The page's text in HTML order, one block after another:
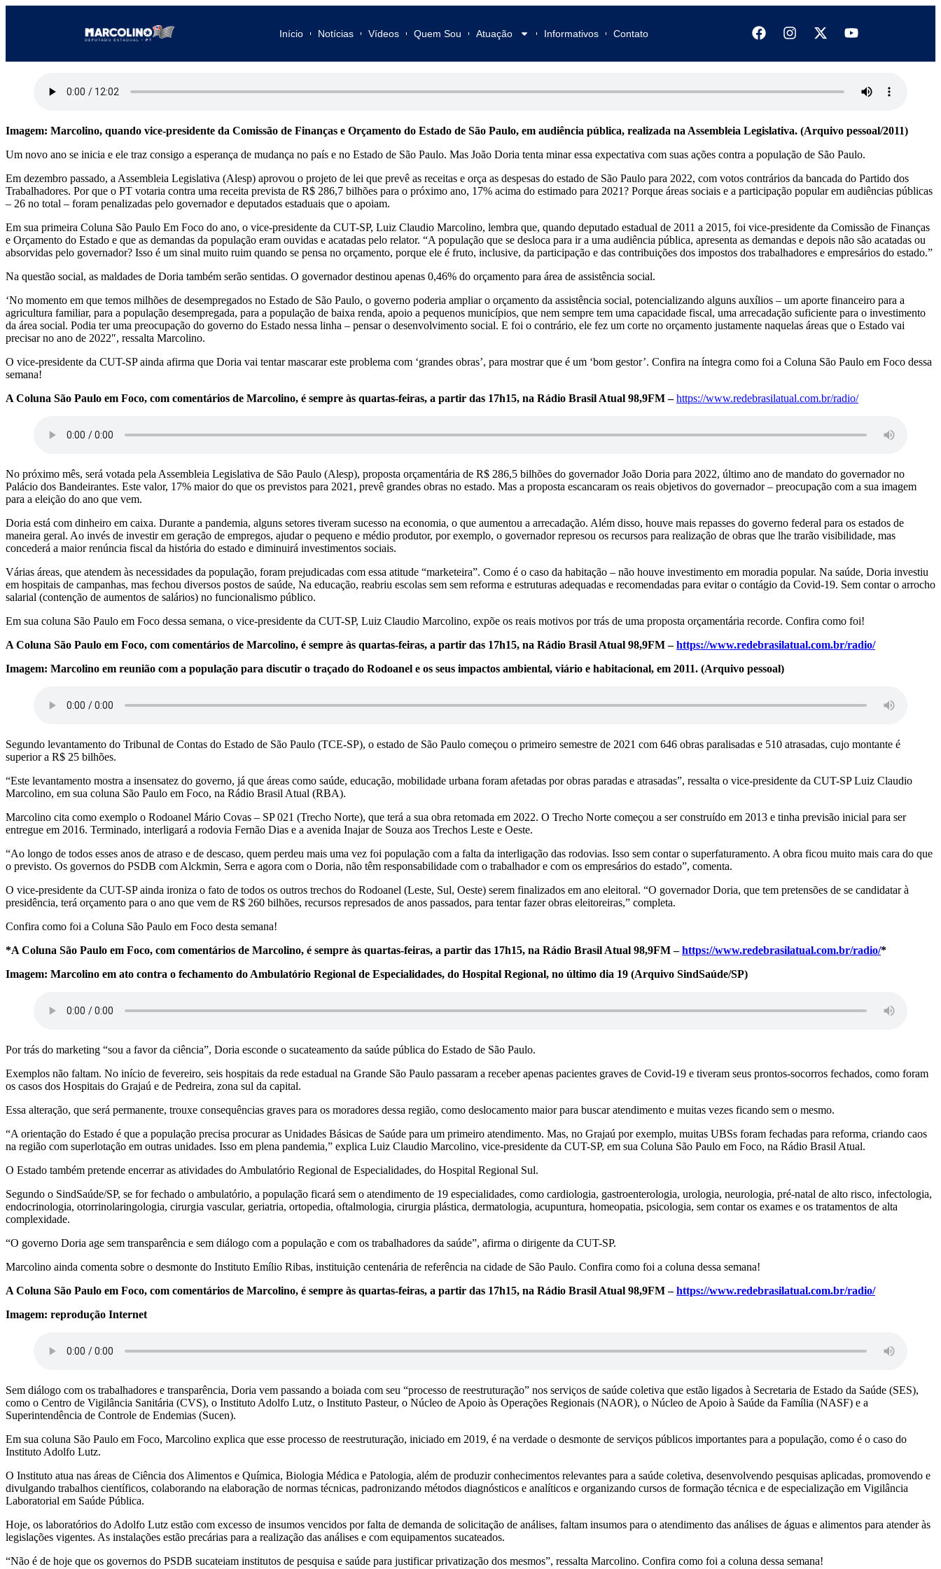
Início Notícias Vídeos Quem Sou Atuação Informativos Contato
Imagem: Marcolino, quando vice-presidente da Comissão de Finanças e Orçamento do Estado de São Paulo, em audiência pública, realizada na Assembleia Legislativa. (Arquivo pessoal/2011)
Um novo ano se inicia e ele traz consigo a esperança de mudança no país e no Estado de São Paulo. Mas João Doria tenta minar essa expectativa com suas ações contra a população de São Paulo.
Em dezembro passado, a Assembleia Legislativa (Alesp) aprovou o projeto de lei que prevê as receitas e orça as despesas do estado de São Paulo para 2022, com votos contrários da bancada do Partido dos
Trabalhadores. Por que o PT votaria contra uma receita prevista de R$ 286,7 bilhões para o próximo ano, 17% acima do estimado para 2021? Porque áreas sociais e a participação popular em audiências públicas
– 26 no total – foram penalizadas pelo governador e deputados estaduais que o apoiam.
Em sua primeira Coluna São Paulo Em Foco do ano, o vice-presidente da CUT-SP, Luiz Claudio Marcolino, lembra que, quando deputado estadual de 2011 a 2015, foi vice-presidente da Comissão de Finanças
e Orçamento do Estado e que as demandas da população eram ouvidas e acatadas pelo relator. “A população que se desloca para ir a uma audiência pública, apresenta as demandas e depois não são acatadas ou
absorvidas pelo governador? Isso é um sinal muito ruim quando se pensa no orçamento, porque ele é fruto, inclusive, da participação e das contribuições dos impostos dos trabalhadores e empresários do estado.”
Na questão social, as maldades de Doria também serão sentidas. O governador destinou apenas 0,46% do orçamento para área de assistência social.
‘No momento em que temos milhões de desempregados no Estado de São Paulo, o governo poderia ampliar o orçamento da assistência social, potencializando alguns auxílios – um aporte financeiro para a
agricultura familiar, para a população desempregada, para a população de baixa renda, apoio a pequenos municípios, que nem sempre tem uma capacidade fiscal, uma arrecadação suficiente para o investimento
da área social. Podia ter uma preocupação do governo do Estado nessa linha – pensar o desenvolvimento social. E foi o contrário, ele fez um corte no orçamento justamente naquelas áreas que o Estado vai
precisar no ano de 2022″, ressalta Marcolino.
O vice-presidente da CUT-SP ainda afirma que Doria vai tentar mascarar este problema com ‘grandes obras’, para mostrar que é um ‘bom gestor’. Confira na íntegra como foi a Coluna São Paulo em Foco dessa
semana!
A Coluna São Paulo em Foco, com comentários de Marcolino, é sempre às quartas-feiras, a partir das 17h15, na Rádio Brasil Atual 98,9FM –https://www.redebrasilatual.com.br/radio/
No próximo mês, será votada pela Assembleia Legislativa de São Paulo (Alesp), proposta orçamentária de R$ 286,5 bilhões do governador João Doria para 2022, último ano de mandato do governador no
Palácio dos Bandeirantes. Este valor, 17% maior do que os previstos para 2021, prevê grandes obras no estado. Mas a proposta escancaram os reais objetivos do governador – preocupação com a sua imagem
para a eleição do ano que vem.
Doria está com dinheiro em caixa. Durante a pandemia, alguns setores tiveram sucesso na economia, o que aumentou a arrecadação. Além disso, houve mais repasses do governo federal para os estados de
maneira geral. Ao invés de investir em geração de empregos, ajudar o pequeno e médio produtor, por exemplo, o governador represou os recursos para realização de obras que lhe trarão visibilidade, mas
concederá a maior renúncia fiscal da história do estado e diminuirá investimentos sociais.
Várias áreas, que atendem às necessidades da população, foram prejudicadas com essa atitude “marketeira”. Como é o caso da habitação – não houve investimento em moradia popular. Na saúde, Doria investiu
em hospitais de campanhas, mas fechou diversos postos de saúde, Na educação, reabriu escolas sem sem reforma e estruturas adequadas e recomendadas para evitar o contágio da Covid-19. Sem contar o arrocho
salarial (contenção de aumentos de salários) no funcionalismo público.
Em sua coluna São Paulo em Foco dessa semana, o vice-presidente da CUT-SP, Luiz Claudio Marcolino, expõe os reais motivos por trás de uma proposta orçamentária recorde. Confira como foi!
A Coluna São Paulo em Foco, com comentários de Marcolino, é sempre às quartas-feiras, a partir das 17h15, na Rádio Brasil Atual 98,9FM –https://www.redebrasilatual.com.br/radio/
Imagem: Marcolino em reunião com a população para discutir o traçado do Rodoanel e os seus impactos ambiental, viário e habitacional, em 2011. (Arquivo pessoal)
Segundo levantamento do Tribunal de Contas do Estado de São Paulo (TCE-SP), o estado de São Paulo começou o primeiro semestre de 2021 com 646 obras paralisadas e 510 atrasadas, cujo montante é
superior a R$ 25 bilhões.
“Este levantamento mostra a insensatez do governo, já que áreas como saúde, educação, mobilidade urbana foram afetadas por obras paradas e atrasadas”, ressalta o vice-presidente da CUT-SP Luiz Claudio
Marcolino, em sua coluna São Paulo em Foco, na Rádio Brasil Atual (RBA).
Marcolino cita como exemplo o Rodoanel Mário Covas – SP 021 (Trecho Norte), que terá a sua obra retomada em 2022. O Trecho Norte começou a ser construído em 2013 e tinha previsão inicial para ser
entregue em 2016. Terminado, interligará a rodovia Fernão Dias e a avenida Inajar de Souza aos Trechos Leste e Oeste.
“Ao longo de todos esses anos de atraso e de descaso, quem perdeu mais uma vez foi população com a falta da interligação das rodovias. Isso sem contar o superfaturamento. A obra ficou muito mais cara do que
o previsto. Os governos do PSDB com Alckmin, Serra e agora com o Doria, não têm responsabilidade com o trabalhador e com os empresários do estado”, comenta.
O vice-presidente da CUT-SP ainda ironiza o fato de todos os outros trechos do Rodoanel (Leste, Sul, Oeste) serem finalizados em ano eleitoral. “O governador Doria, que tem pretensões de se candidatar à
presidência, terá orçamento para o ano que vem de R$ 260 bilhões, recursos represados de anos passados, para tentar fazer obras eleitoreiras,” completa.
Confira como foi a Coluna São Paulo em Foco desta semana!
*A Coluna São Paulo em Foco, com comentários de Marcolino, é sempre às quartas-feiras, a partir das 17h15, na Rádio Brasil Atual 98,9FM –https://www.redebrasilatual.com.br/radio/*
Imagem: Marcolino em ato contra o fechamento do Ambulatório Regional de Especialidades, do Hospital Regional, no último dia 19 (Arquivo SindSaúde/SP)
Por trás do marketing “sou a favor da ciência”, Doria esconde o sucateamento da saúde pública do Estado de São Paulo.
Exemplos não faltam. No início de fevereiro, seis hospitais da rede estadual na Grande São Paulo passaram a receber apenas pacientes graves de Covid-19 e tiveram seus prontos-socorros fechados, como foram
os casos dos Hospitais do Grajaú e de Pedreira, zona sul da capital.
Essa alteração, que será permanente, trouxe consequências graves para os moradores dessa região, como deslocamento maior para buscar atendimento e muitas vezes ficando sem o mesmo.
“A orientação do Estado é que a população precisa procurar as Unidades Básicas de Saúde para um primeiro atendimento. Mas, no Grajaú por exemplo, muitas UBSs foram fechadas para reforma, criando caos
na região com superlotação em outras unidades. Isso em plena pandemia,” explica Luiz Claudio Marcolino, vice-presidente da CUT-SP, em sua Coluna São Paulo em Foco, na Rádio Brasil Atual.
O Estado também pretende encerrar as atividades do Ambulatório Regional de Especialidades, do Hospital Regional Sul.
Segundo o SindSaúde/SP, se for fechado o ambulatório, a população ficará sem o atendimento de 19 especialidades, como cardiologia, gastroenterologia, urologia, neurologia, pré-natal de alto risco, infectologia,
endocrinologia, otorrinolaringologia, cirurgia vascular, geriatria, ortopedia, oftalmologia, cirurgia plástica, dermatologia, acupuntura, homeopatia, psicologia, sem contar os exames e os tratamentos de alta
complexidade.
“O governo Doria age sem transparência e sem diálogo com a população e com os trabalhadores da saúde”, afirma o dirigente da CUT-SP.
Marcolino ainda comenta sobre o desmonte do Instituto Emílio Ribas, instituição centenária de referência na cidade de São Paulo. Confira como foi a coluna dessa semana!
A Coluna São Paulo em Foco, com comentários de Marcolino, é sempre às quartas-feiras, a partir das 17h15, na Rádio Brasil Atual 98,9FM –https://www.redebrasilatual.com.br/radio/
Imagem: reprodução Internet
Sem diálogo com os trabalhadores e transparência, Doria vem passando a boiada com seu “processo de reestruturação” nos serviços de saúde coletiva que estão ligados à Secretaria de Estado da Saúde (SES),
como o Centro de Vigilância Sanitária (CVS), o Instituto Adolfo Lutz, o Instituto Pasteur, o Núcleo de Apoio às Operações Regionais (NAOR), o Núcleo de Apoio à Saúde da Família (NASF) e a
Superintendência de Controle de Endemias (Sucen).
Em sua coluna São Paulo em Foco, Marcolino explica que esse processo de reestruturação, iniciado em 2019, é na verdade o desmonte de serviços públicos importantes para a população, como é o caso do
Instituto Adolfo Lutz.
O Instituto atua nas áreas de Ciência dos Alimentos e Química, Biologia Médica e Patologia, além de produzir conhecimentos relevantes para a saúde coletiva, desenvolvendo pesquisas aplicadas, promovendo e
divulgando trabalhos científicos, colaborando na elaboração de normas técnicas, padronizando métodos diagnósticos e analíticos e organizando cursos de formação técnica e de especialização em Vigilância
Laboratorial em Saúde Pública.
Hoje, os laboratórios do Adolfo Lutz estão com excesso de insumos vencidos por falta de demanda de solicitação de análises, faltam insumos para o atendimento das análises de águas e alimentos para atender às
legislações vigentes. As instalações estão precárias para a realização das análises e com equipamentos sucateados.
“Não é de hoje que os governos do PSDB sucateiam institutos de pesquisa e saúde para justificar privatização dos mesmos”, ressalta Marcolino. Confira como foi a coluna dessa semana!